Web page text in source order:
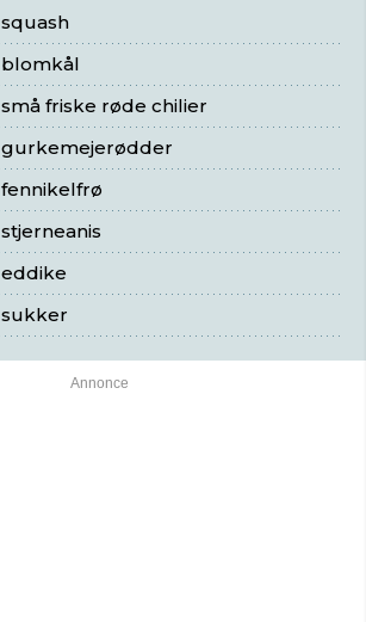
squash
blomkål
små friske røde chilier
gurkemejerødder
fennikelfrø
stjerneanis
eddike
sukker